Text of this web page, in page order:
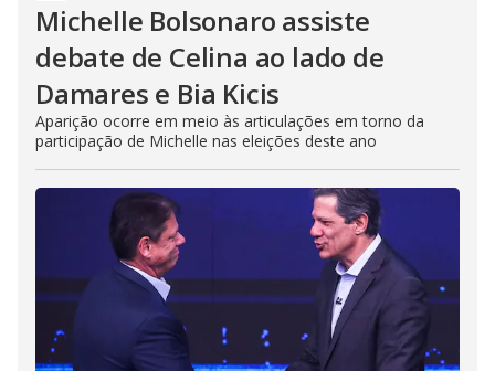
Michelle Bolsonaro assiste
debate de Celina ao lado de
Damares e Bia Kicis
Aparição ocorre em meio às articulações em torno da
participação de Michelle nas eleições deste ano